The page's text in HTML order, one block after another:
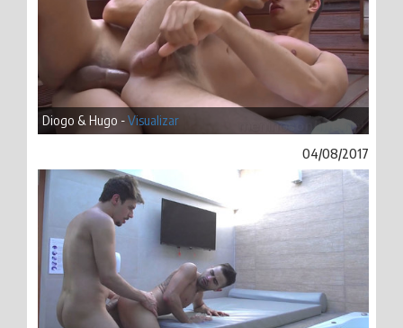
Diogo & Hugo -Visualizar
04/08/2017